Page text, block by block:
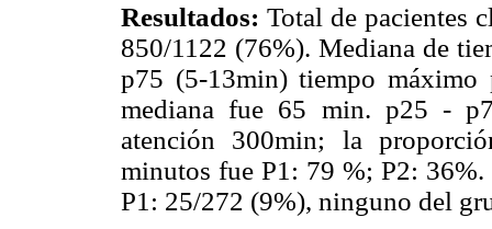
Resultados: Total de pacientes
850/1122 (76%). Mediana de
p75 (5-13min) tiempo
mediana fue 65 min. p25 -
atención 300min; la
minutos fue P1: 79 %; P2:
P1: 25/272 (9%), ninguno del